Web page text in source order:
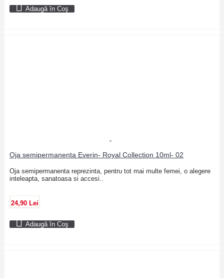
Adaugă în Coş
Oja semipermanenta Everin- Royal Collection 10ml- 02
Oja semipermanenta reprezinta, pentru tot mai multe femei, o alegere
inteleapta, sanatoasa si accesi..
24,90 Lei
Adaugă în Coş